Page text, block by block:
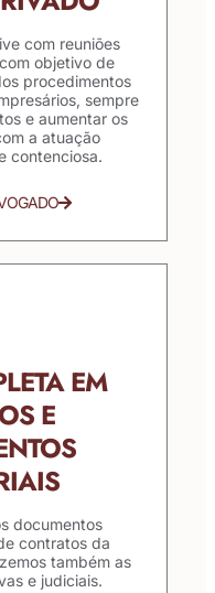
com reuniões
objetivo de
procedimentos
sempre
e aumentar os
a atuação
contenciosa.
EM
E
documentos
contratos da
também as
e judiciais.